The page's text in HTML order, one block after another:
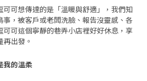
可可想傳達的是「溫暖與舒適」，我們知
事，被客戶或老闆洗臉、報告沒靈感、各
可可這個寧靜的巷弄小店裡好好休息，享
再出發。
我的溫柔